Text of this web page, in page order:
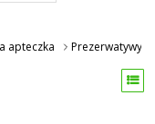
koszyku: 0. Zobacz
apteczka Prezerwatywy